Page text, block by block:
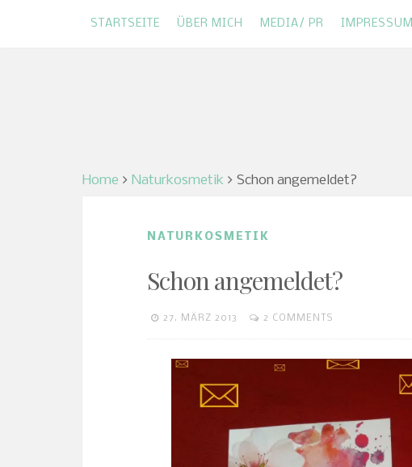
STARTSEITE ÜBER MICH MEDIA/ PR IMPRESSUM
Home Naturkosmetik Schon angemeldet?
NATURKOSMETIK
Schon angemeldet?
27. MÄRZ 2013
2 COMMENTS